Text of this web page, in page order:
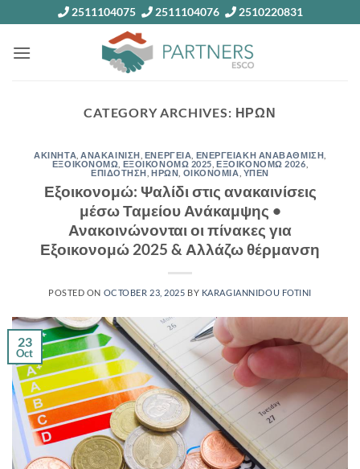
to
content
2511104075 2511104076 2510220831
CATEGORY ARCHIVES: ΗΡΩΝ
ΑΚΙΝΗΤΑ ,ΑΝΑΚΑΙΝΙΣΗ ΕΝΕΡΓΕΙΑ ΕΝΕΡΓΕΙΑΚΗ ΑΝΑΒΑΘΜΙΣΗ
ΕΞΟΙΚΟΝΟΜΩ ΕΞΟΙΚΟΝΟΜΩ 2025 ,ΕΞΟΙΚΟΝΟΜΩ 2026
ΕΠΙΔΟΤΗΣΗ ,ΗΡΩΝ ΟΙΚΟΝΟΜΙΑ ΥΠΕΝ
Εξοικονομώ: Ψαλίδι στις ανακαινίσεις
μέσω Ταμείου Ανάκαμψης •
Ανακοινώνονται οι πίνακες για
Εξοικονομώ 2025 & Αλλάζω θέρμανση
POSTED ON OCTOBER 23, 2025 BY KARAGIANNIDOU FOTINI
23
Oct